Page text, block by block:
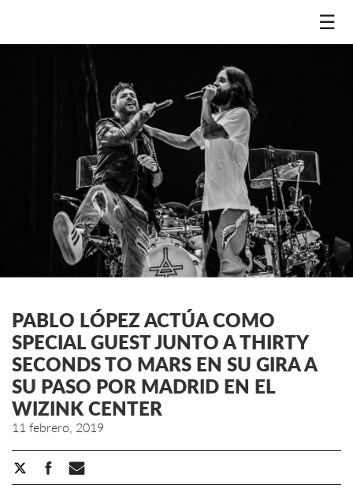
☰
PABLO LÓPEZ ACTÚA COMO
SPECIAL GUEST JUNTO A THIRTY
SECONDS TO MARS EN SU GIRA A
SU PASO POR MADRID EN EL
WIZINK CENTER
11 febrero, 2019